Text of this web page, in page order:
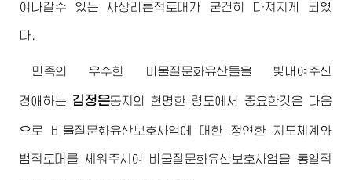
여나갈수 있는 사상리론적토대가 굳건히 다져지게 되였
다.
민족의 우수한 비물질문화유산들을 빛내여주신
경애하는 김정은동지 의 현명한 령도에서 중요한것은 다음
으로 비물질문화유산보호사업에 대한 정연한 지도체계와
법적토대를 세워주시여 비물질문화유산보호사업을 통일적